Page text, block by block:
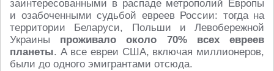
заинтересованными в распаде метрополий Европы
и озабоченными судьбой евреев России: тогда на
территории Беларуси, Польши и Левобережной
Украины проживало около 70% всех евреев
планеты. А все евреи США, включая миллионеров,
были до одного эмигрантами отсюда.